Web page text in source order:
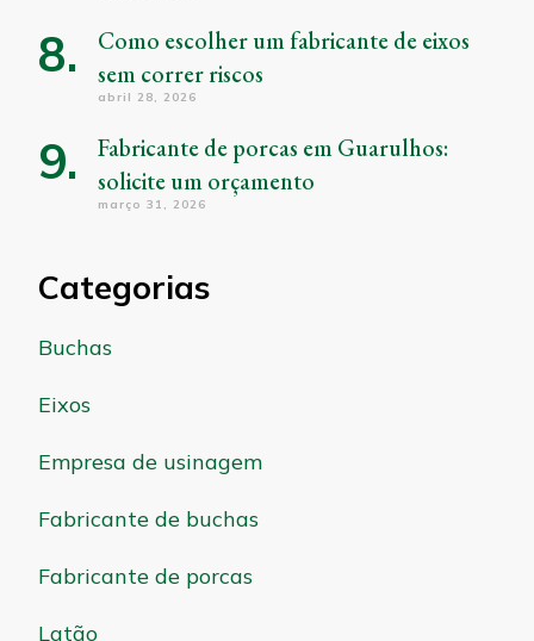
Como escolher um fabricante de eixos
sem correr riscos
abril 28, 2026
Fabricante de porcas em Guarulhos:
solicite um orçamento
março 31, 2026
Categorias
Buchas
Eixos
Empresa de usinagem
Fabricante de buchas
Fabricante de porcas
Latão